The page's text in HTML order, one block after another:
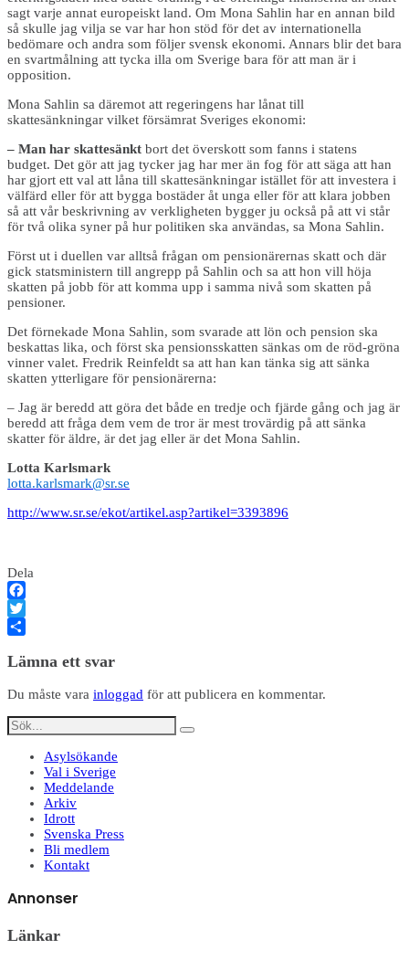
sagt varje annat europeiskt land. Om Mona Sahlin har en annan bild
så skulle jag vilja se var har hon stöd för det av internationella
bedömare och andra som följer svensk ekonomi. Annars blir det bara
en svartmålning att tycka illa om Sverige bara för att man är i
opposition.
Mona Sahlin sa däremot att regeringens har lånat till
skattesänkningar vilket försämrat Sveriges ekonomi:
– Man har skattesänkt bort det överskott som fanns i statens
budget. Det gör att jag tycker jag har mer än fog för att säga att han
har gjort ett val att låna till skattesänkningar istället för att investera i
välfärd eller för att bygga bostäder åt unga eller för att klara jobben
så att vår beskrivning av verkligheten bygger ju också på att vi står
för två olika syner på hur politiken ska användas, sa Mona Sahlin.
Först ut i duellen var alltså frågan om pensionärernas skatt och där
gick statsministern till angrepp på Sahlin och sa att hon vill höja
skatten på jobb för att komma upp i samma nivå som skatten på
pensioner.
Det förnekade Mona Sahlin, som svarade att lön och pension ska
beskattas lika, och först ska pensionsskatten sänkas om de röd-gröna
vinner valet. Fredrik Reinfeldt sa att han kan tänka sig att sänka
skatten ytterligare för pensionärerna:
– Jag är beredd att göra det både en tredje och fjärde gång och jag är
beredd att fråga dem vem de tror är mest trovärdig på att sänka
skatter för äldre, är det jag eller är det Mona Sahlin.
Lotta Karlsmark
lotta.karlsmark@sr.se
http://www.sr.se/ekot/artikel.asp?artikel=3393896
Dela
Facebook
Twitter
Lämna ett svar
Du måste vara inloggad för att publicera en kommentar.
Asylsökande
Val i Sverige
Meddelande
Arkiv
Idrott
Svenska Press
Bli medlem
Kontakt
Annonser
Länkar